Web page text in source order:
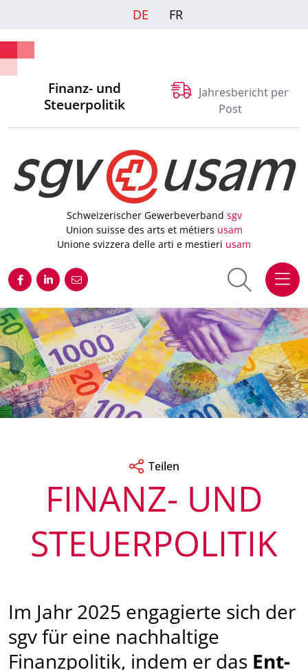
DE FR
Finanz- und
Steuerpolitik
Jahresbericht per
Post
Schweizerischer Gewerbeverband sgv
Union suisse des arts et métiers usam
Unione svizzera delle arti e mestieri usam
Teilen
FINANZ- UND
STEUERPOLITIK
Im Jahr 2025 engagierte sich der
sgv für eine nachhaltige
Finanzpolitik, indem er das Ent­